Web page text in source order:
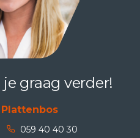
graag verder!
059 40 40 30